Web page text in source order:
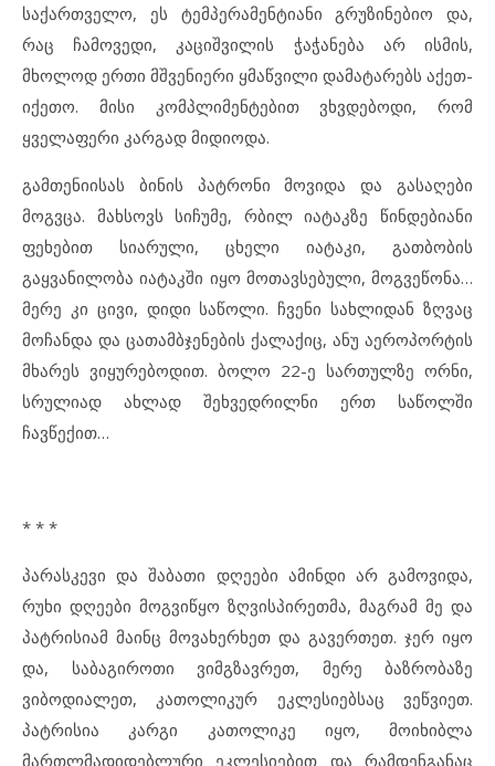
საქართველო, ეს ტემპერამენტიანი გრუზინებიო და,
რაც ჩამოვედი, კაციშვილის ჭაჭანება არ ისმის,
მხოლოდ ერთი მშვენიერი ყმაწვილი დამატარებს აქეთ-
იქეთო. მისი კომპლიმენტებით ვხვდებოდი, რომ
ყველაფერი კარგად მიდიოდა.
გამთენიისას ბინის პატრონი მოვიდა და გასაღები
მოგვცა. მახსოვს სიჩუმე, რბილ იატაკზე წინდებიანი
ფეხებით სიარული, ცხელი იატაკი, გათბობის
გაყვანილობა იატაკში იყო მოთავსებული, მოგვეწონა…
მერე კი ცივი, დიდი საწოლი. ჩვენი სახლიდან ზღვაც
მოჩანდა და ცათამბჯენების ქალაქიც, ანუ აეროპორტის
მხარეს ვიყურებოდით. ბოლო 22-ე სართულზე ორნი,
სრულიად ახლად შეხვედრილნი ერთ საწოლში
ჩავწექით…
* * *
პარასკევი და შაბათი დღეები ამინდი არ გამოვიდა,
რუხი დღეები მოგვიწყო ზღვისპირეთმა, მაგრამ მე და
პატრისიამ მაინც მოვახერხეთ და გავერთეთ. ჯერ იყო
და, საბაგიროთი ვიმგზავრეთ, მერე ბაზრობაზე
ვიბოდიალეთ, კათოლიკურ ეკლესიებსაც ვეწვიეთ.
პატრისია კარგი კათოლიკე იყო, მოიხიბლა
მართლმადიდებლური ეკლესიებით და რამდენგანაც